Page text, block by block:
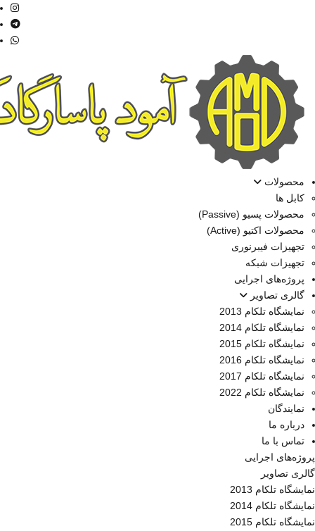
محصولات
کابل ها
محصولات پسیو (Passive)
محصولات اکتیو (Active)
تجهیزات فیبرنوری
تجهیزات شبکه
پروژه‌های اجرایی
گالری تصاویر
نمایشگاه تلکام 2013
نمایشگاه تلکام 2014
نمایشگاه تلکام 2015
نمایشگاه تلکام 2016
نمایشگاه تلکام 2017
نمایشگاه تلکام 2022
نمایندگان
درباره ما
تماس با ما
پروژه‌های اجرایی
گالری تصاویر
نمایشگاه تلکام 2013
نمایشگاه تلکام 2014
نمایشگاه تلکام 2015